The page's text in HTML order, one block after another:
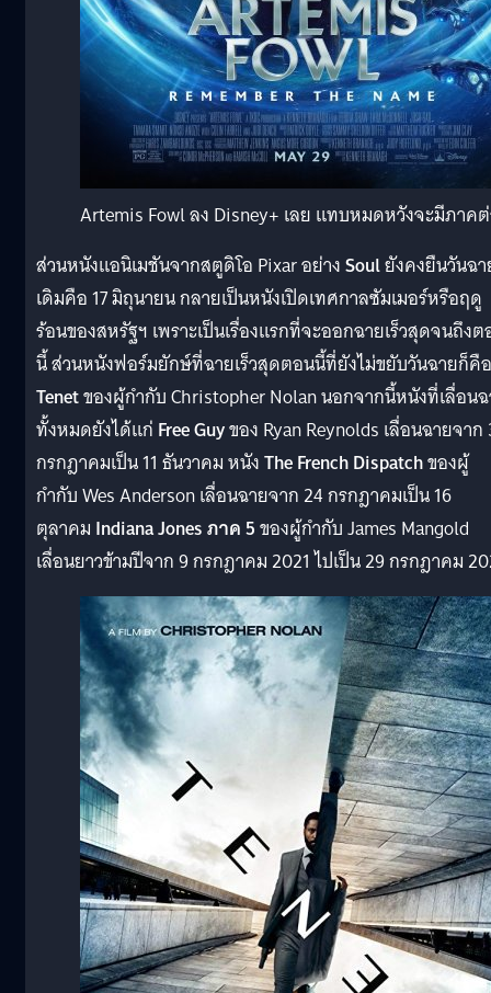
Artemis Fowl ลง Disney+ เลย แทบหมดหวังจะมีภาค
ส่วนหนังแอนิเมชันจากสตูดิโอ Pixar อย่างSoulยังคงยืนวันฉ
เดิมคือ 17 มิถุนายน กลายเป็นหนังเปิดเทศกาลซัมเมอร์หรือฤดู
ร้อนของสหรัฐฯ เพราะเป็นเรื่องแรกที่จะออกฉายเร็วสุดจนถึง
นี้ ส่วนหนังฟอร์มยักษ์ที่ฉายเร็วสุดตอนนี้ที่ยังไม่ขยับวันฉายก็คือ
Tenetของผู้กำกับ Christopher Nolan นอกจากนี้หนังที่เลื่อน
ทั้งหมดยังได้แก่ Free Guyของ Ryan Reynolds เลื่อนฉายจาก
กรกฎาคมเป็น 11 ธันวาคม หนังThe French Dispatchของผู้
กำกับ Wes Anderson เลื่อนฉายจาก 24 กรกฎาคมเป็น 16
ตุลาคม Indiana Jones ภาค 5ของผู้กำกับ James Mangold
เลื่อนยาวข้ามปีจาก 9 กรกฎาคม 2021 ไปเป็น 29 กรกฎาคม